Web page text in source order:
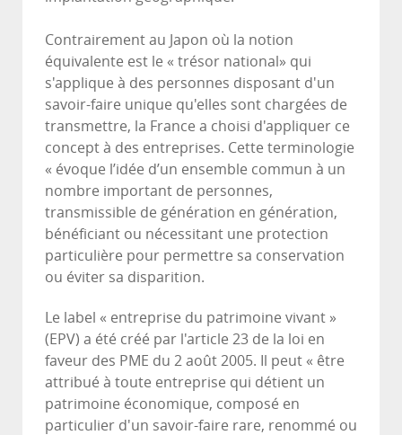
Contrairement au Japon où la notion
équivalente est le « trésor national» qui
s'applique à des personnes disposant d'un
savoir-faire unique qu'elles sont chargées de
transmettre, la France a choisi d'appliquer ce
concept à des entreprises. Cette terminologie
« évoque l’idée d’un ensemble commun à un
nombre important de personnes,
transmissible de génération en génération,
bénéficiant ou nécessitant une protection
particulière pour permettre sa conservation
ou éviter sa disparition.
Le label « entreprise du patrimoine vivant »
(EPV) a été créé par l'article 23 de la loi en
faveur des PME du 2 août 2005. Il peut « être
attribué à toute entreprise qui détient un
patrimoine économique, composé en
particulier d'un savoir-faire rare, renommé ou